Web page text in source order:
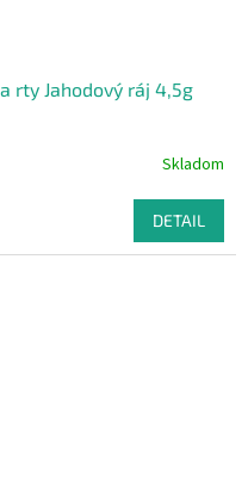
rty Jahodový ráj 4,5g
Skladom
DETAIL